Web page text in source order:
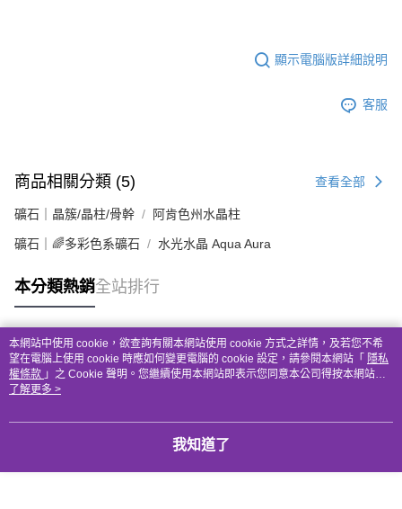
顯示電腦版詳細說明
客服
商品相關分類 (5) 查看全部
礦石｜晶簇/晶柱/骨幹 阿肯色州水晶柱
礦石｜🌈多彩色系礦石 水光水晶 Aqua Aura
本分類熱銷全站排行
熱門標籤
本網站中使用 cookie，欲查詢有關本網站使用 cookie 方式之詳情，及若您不希
望在電腦上使用 cookie 時應如何變更電腦的 cookie 設定，請參閱本網站「 隱私
權條款 」之 Cookie 聲明。您繼續使用本網站即表示您同意本公司得按本網站使
用條款之 Cookie 聲明使用 cookie。
了解更多 >
我知道了